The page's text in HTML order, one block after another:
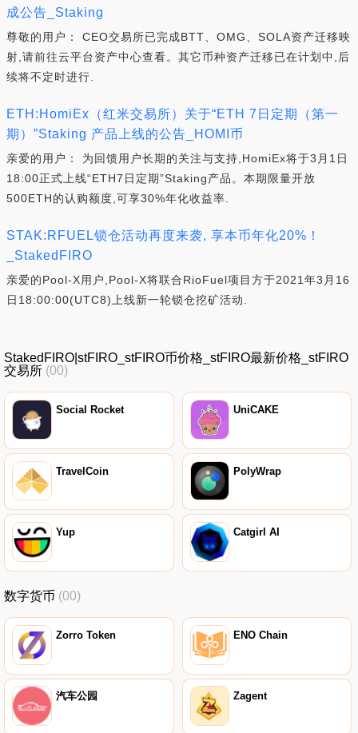
成公告_Staking
尊敬的用户： CEO交易所已完成BTT、OMG、SOLA资产迁移映
射,请前往云平台资产中心查看。其它币种资产迁移已在计划中,后
续将不定时进行.
ETH:HomiEx（红米交易所）关于“ETH 7日定期（第一
期）”Staking 产品上线的公告_HOMI币
亲爱的用户： 为回馈用户长期的关注与支持,HomiEx将于3月1日
18:00正式上线“ETH7日定期”Staking产品。本期限量开放
500ETH的认购额度,可享30%年化收益率.
STAK:RFUEL锁仓活动再度来袭, 享本币年化20%！
_StakedFIRO
亲爱的Pool-X用户,Pool-X将联合RioFuel项目方于2021年3月16
日18:00:00(UTC8)上线新一轮锁仓挖矿活动.
StakedFIRO|stFIRO_stFIRO币价格_stFIRO最新价格_stFIRO
交易所 (00)
Social Rocket UniCAKE
TravelCoin PolyWrap
Yup Catgirl AI
数字货币 (00)
Zorro Token ENO Chain
汽车公园 Zagent